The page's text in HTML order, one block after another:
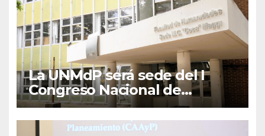
La UNMdP será sede del I
Congreso Nacional de
Lengua Inglesa